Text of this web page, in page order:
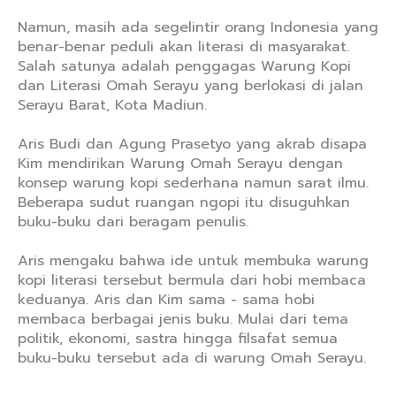
Namun, masih ada segelintir orang Indonesia yang
benar-benar peduli akan literasi di masyarakat.
Salah satunya adalah penggagas Warung Kopi
dan Literasi Omah Serayu yang berlokasi di jalan
Serayu Barat, Kota Madiun.
Aris Budi dan Agung Prasetyo yang akrab disapa
Kim mendirikan Warung Omah Serayu dengan
konsep warung kopi sederhana namun sarat ilmu.
Beberapa sudut ruangan ngopi itu disuguhkan
buku-buku dari beragam penulis.
Aris mengaku bahwa ide untuk membuka warung
kopi literasi tersebut bermula dari hobi membaca
keduanya. Aris dan Kim sama - sama hobi
membaca berbagai jenis buku. Mulai dari tema
politik, ekonomi, sastra hingga filsafat semua
buku-buku tersebut ada di warung Omah Serayu.